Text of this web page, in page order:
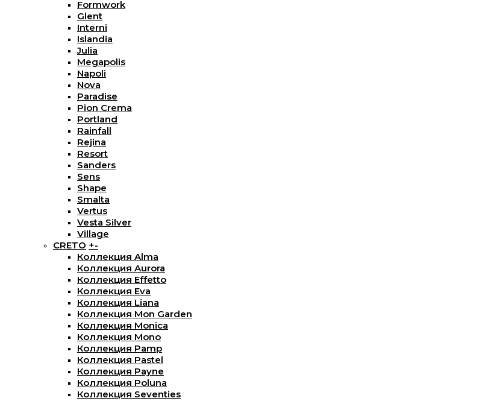
Formwork
Glent
Interni
Islandia
Julia
Megapolis
Napoli
Nova
Paradise
Pion Crema
Portland
Rainfall
Rejina
Resort
Sanders
Sens
Shape
Smalta
Vertus
Vesta Silver
Village
CRETO +-
Коллекция Alma
Коллекция Aurora
Коллекция Effetto
Коллекция Eva
Коллекция Liana
Коллекция Mon Garden
Коллекция Monica
Коллекция Mono
Коллекция Pamp
Коллекция Pastel
Коллекция Payne
Коллекция Poluna
Коллекция Seventies